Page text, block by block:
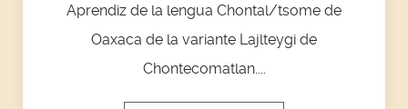
Aprendiz de la lengua Chontal/tsome de
Oaxaca de la variante Lajlteygi de
Chontecomatlan....